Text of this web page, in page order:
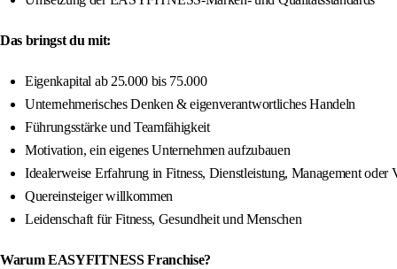
Das bringst du mit:
Eigenkapital ab 25.000 bis 75.000
Unternehmerisches Denken & eigenverantwortliches Handeln
Führungsstärke und Teamfähigkeit
Motivation, ein eigenes Unternehmen aufzubauen
Idealerweise Erfahrung in Fitness, Dienstleistung, Management oder
Quereinsteiger willkommen
Leidenschaft für Fitness, Gesundheit und Menschen
Warum EASYFITNESS Franchise?